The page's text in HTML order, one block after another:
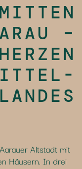
MITTEN
–
LANDES
Altstadt mit
Häusern. In drei